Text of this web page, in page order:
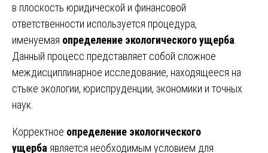
в плоскость юридической и финансовой
ответственности используется процедура,
именуемая определение экологического ущерба
Данный процесс представляет собой сложное
междисциплинарное исследование, находящееся на
стыке экологии, юриспруденции, экономики и точных
наук.
Корректное определение экологического
ущерба является необходимым условием для